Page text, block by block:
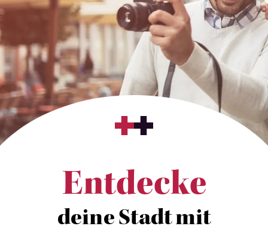
Entdecke
deine Stadt mit